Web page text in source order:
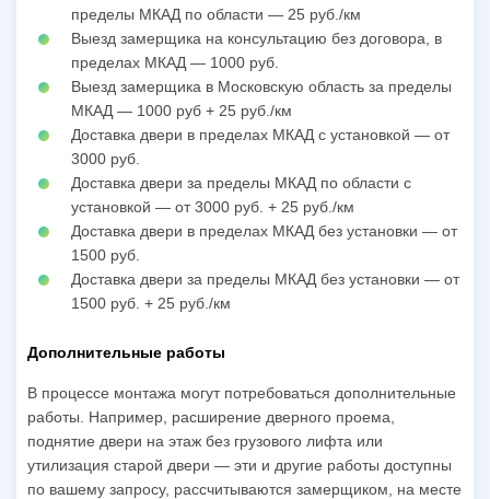
пределы МКАД по области — 25 руб./км
Выезд замерщика на консультацию без договора, в
пределах МКАД — 1000 руб.
Выезд замерщика в Московскую область за пределы
МКАД — 1000 руб + 25 руб./км
Доставка двери в пределах МКАД с установкой — от
3000 руб.
Доставка двери за пределы МКАД по области с
установкой — от 3000 руб. + 25 руб./км
Доставка двери в пределах МКАД без установки — от
1500 руб.
Доставка двери за пределы МКАД без установки — от
1500 руб. + 25 руб./км
Дополнительные работы
В процессе монтажа могут потребоваться дополнительные
работы. Например, расширение дверного проема,
поднятие двери на этаж без грузового лифта или
утилизация старой двери — эти и другие работы доступны
по вашему запросу, рассчитываются замерщиком, на месте